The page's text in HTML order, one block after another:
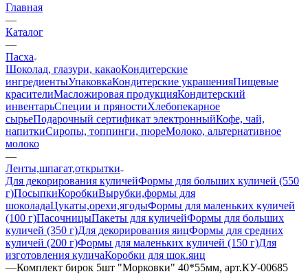
Главная
—
Каталог
—
Пасха
Шоколад, глазури, какаоКондитерские
ингредиентыУпаковкаКондитерские украшенияПищевые
красителиМасложировая продукцияКондитерский
инвентарьСпеции и пряностиХлебопекарное
сырьеПодарочный сертификат электронныйКофе, чай,
напиткиСиропы, топпинги, пюреМолоко, альтернативное
молоко
—
Ленты,шпагат,открытки
Для декорирования куличейФормы для больших куличей (550
г)ПосыпкиКоробкиВырубки,формы для
шоколадаЦукаты,орехи,ягодыФормы для маленьких куличей
(100 г)ПасочницыПакеты для куличейФормы для больших
куличей (350 г)Для декорирования яицФормы для средних
куличей (200 г)Формы для маленьких куличей (150 г)Для
изготовления куличаКоробки для шок.яиц
—Комплект бирок 5шт "Морковки" 40*55мм, арт.КУ-00685